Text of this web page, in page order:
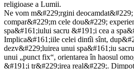
religioase a Lumii.
Ne vom m&#229;rgini
compar&#229;m cele dou&#229;
spa&#161;iului sacru &#191;i cea a
Implica&#161;iile celei dintîi sînt,
dezv&#229;luirea unui spa&#161;iu
unui „punct fix“, orientarea în haosul
&#191;i tr&#229;irea real&#229;.